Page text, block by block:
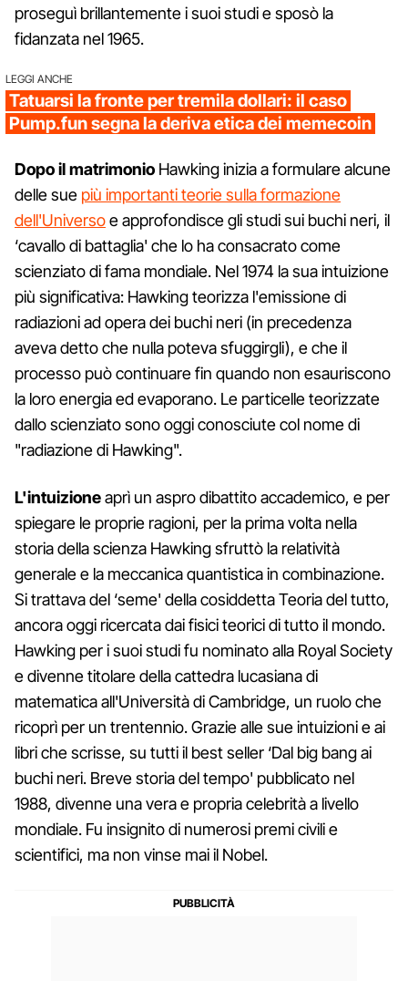
proseguì brillantemente i suoi studi e sposò la
fidanzata nel 1965.
LEGGI ANCHE
Tatuarsi la fronte per tremila dollari: il caso
Pump.fun segna la deriva etica dei memecoin
Dopo il matrimonio Hawking inizia a formulare alcune
delle sue più importanti teorie sulla formazione
dell'Universoe approfondisce gli studi sui buchi neri, il
‘cavallo di battaglia' che lo ha consacrato come
scienziato di fama mondiale. Nel 1974 la sua intuizione
più significativa: Hawking teorizza l'emissione di
radiazioni ad opera dei buchi neri (in precedenza
aveva detto che nulla poteva sfuggirgli), e che il
processo può continuare fin quando non esauriscono
la loro energia ed evaporano. Le particelle teorizzate
dallo scienziato sono oggi conosciute col nome di
"radiazione di Hawking".
L'intuizioneaprì un aspro dibattito accademico, e per
spiegare le proprie ragioni, per la prima volta nella
storia della scienza Hawking sfruttò la relatività
generale e la meccanica quantistica in combinazione.
Si trattava del ‘seme' della cosiddetta Teoria del tutto,
ancora oggi ricercata dai fisici teorici di tutto il mondo.
Hawking per i suoi studi fu nominato alla Royal Society
e divenne titolare della cattedra lucasiana di
matematica all'Università di Cambridge, un ruolo che
ricoprì per un trentennio. Grazie alle sue intuizioni e ai
libri che scrisse, su tutti il best seller ‘Dal big bang ai
buchi neri. Breve storia del tempo' pubblicato nel
1988, divenne una vera e propria celebrità a livello
mondiale. Fu insignito di numerosi premi civili e
scientifici, ma non vinse mai il Nobel.